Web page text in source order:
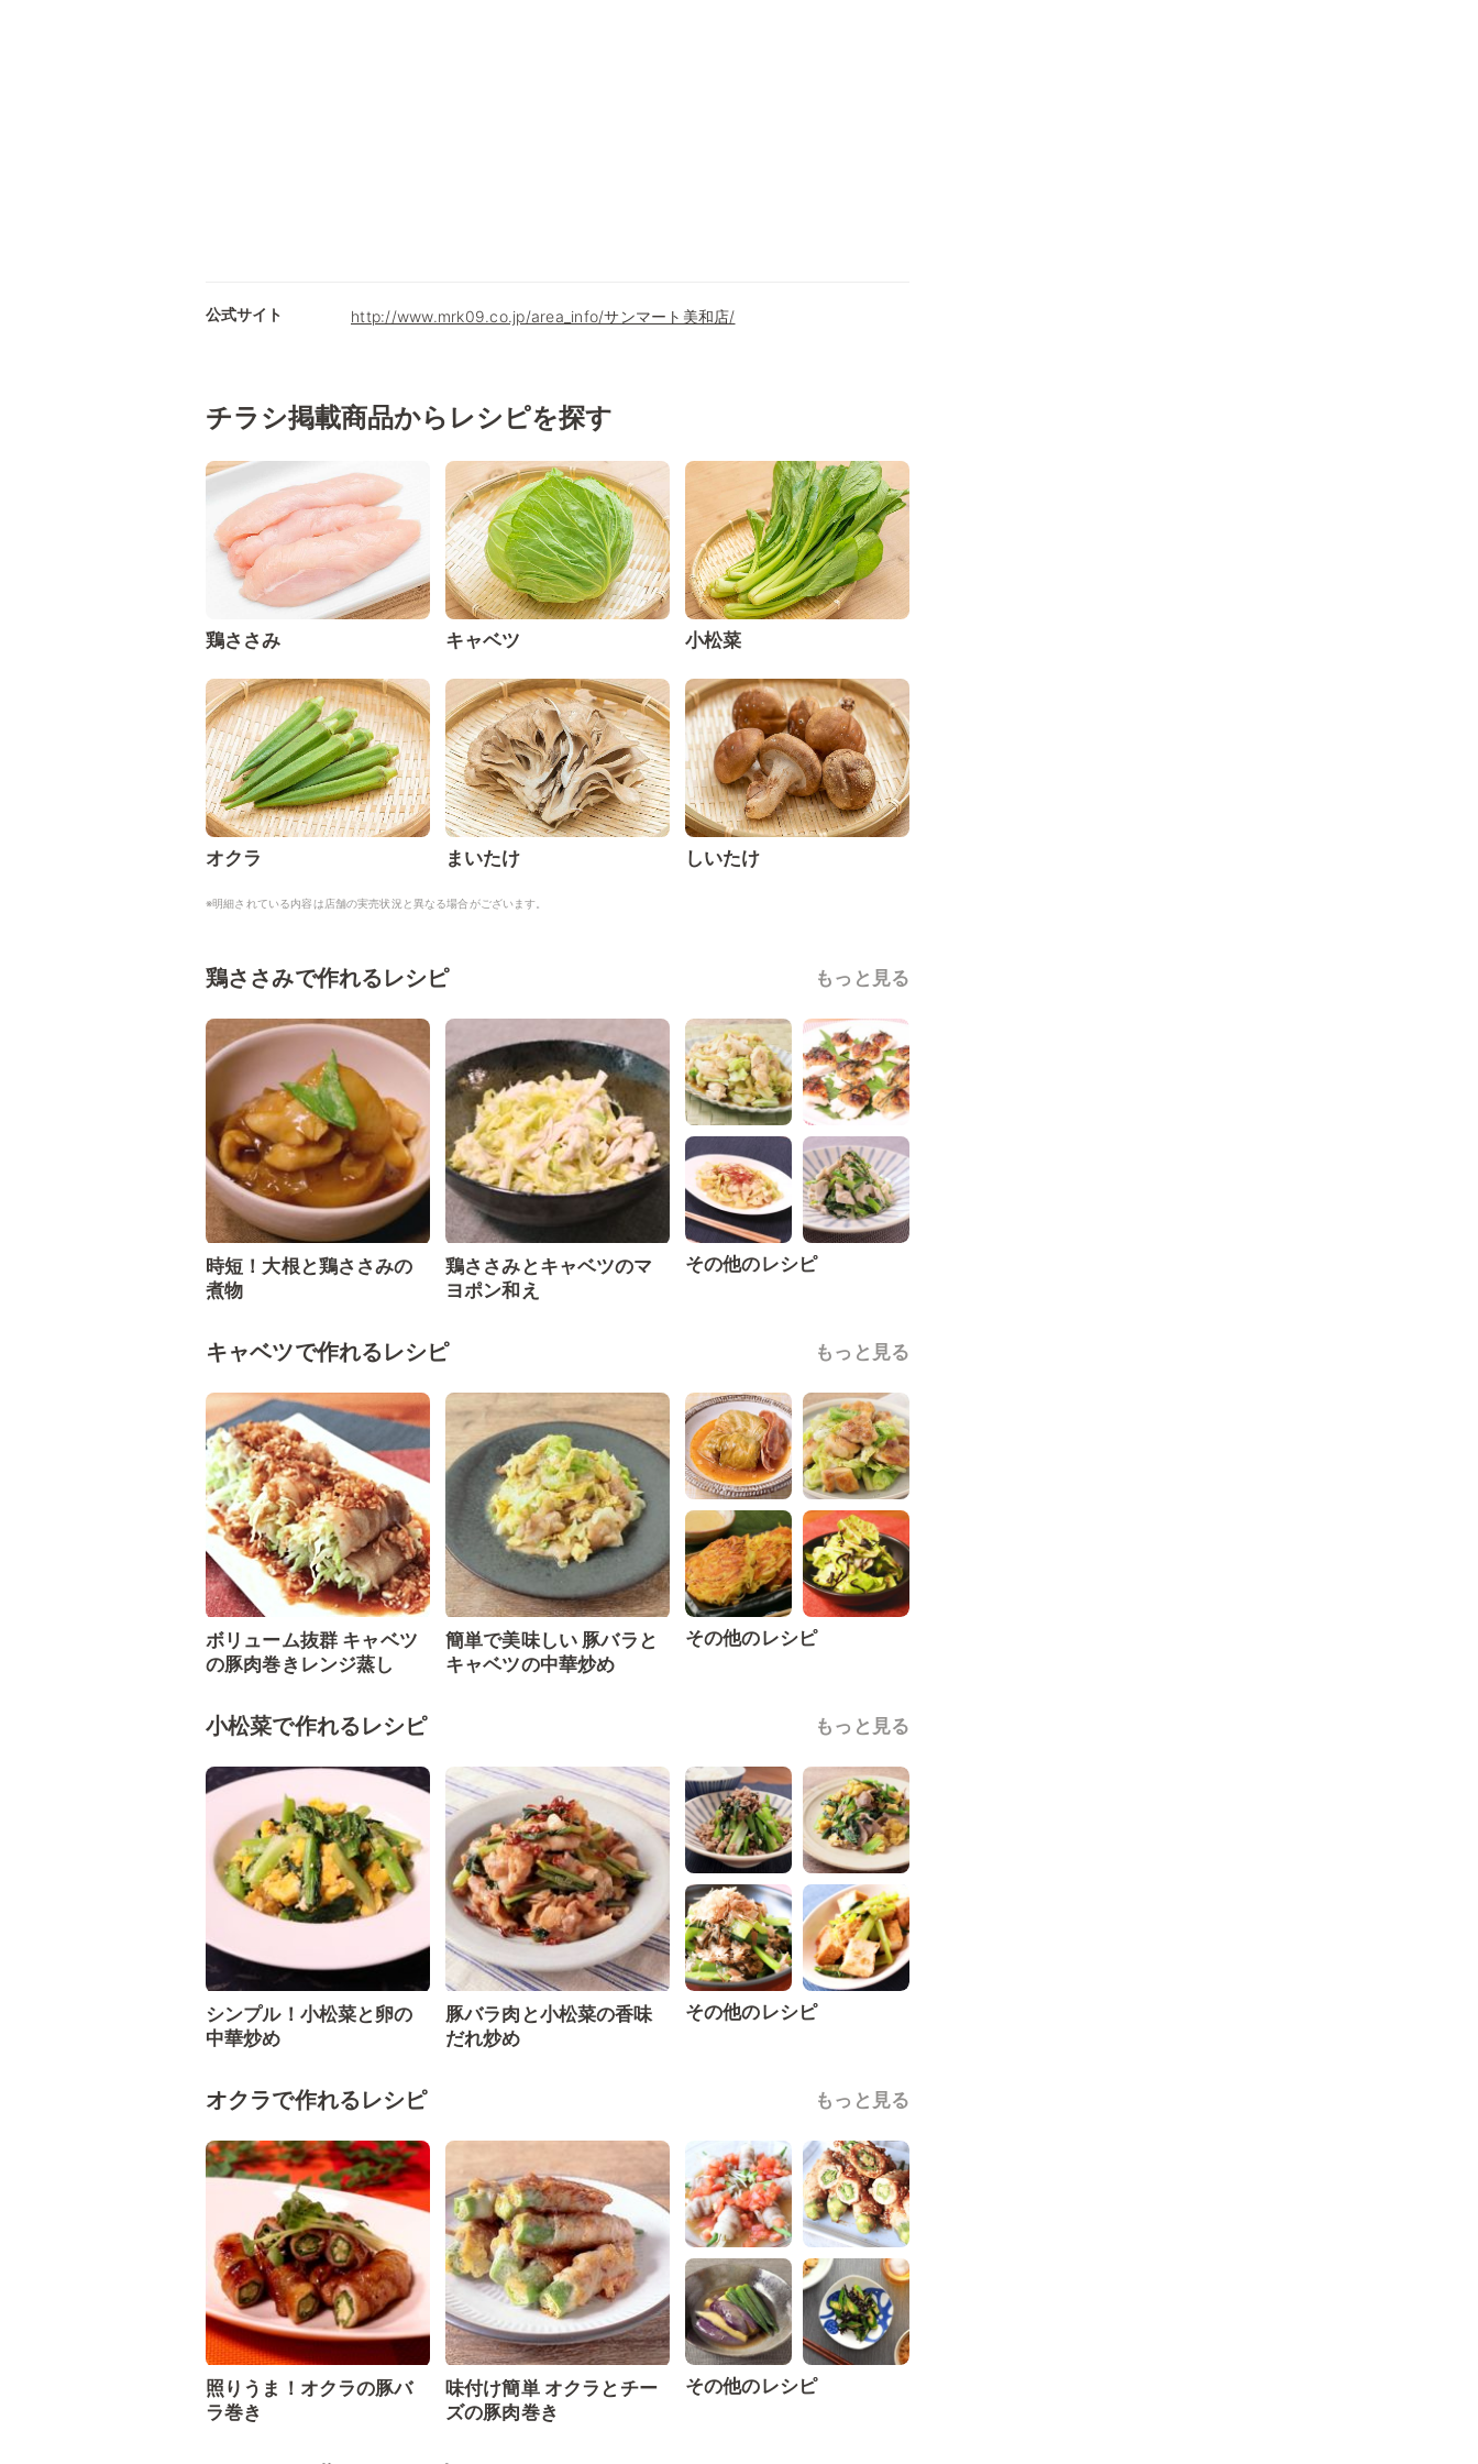
公式サイト http://www.mrk09.co.jp/area_info/サンマート美和店/
チラシ掲載商品からレシピを探す
鶏ささみ キャベツ 小松菜
オクラ まいたけ しいたけ
※明細されている内容は店舗の実売状況と異なる場合がございます。
鶏ささみで作れるレシピ もっと見る
時短！大根と鶏ささみの
煮物
鶏ささみとキャベツのマ
ヨポン和え
その他のレシピ
キャベツで作れるレシピ もっと見る
ボリューム抜群 キャベツ
の豚肉巻きレンジ蒸し
簡単で美味しい 豚バラと
キャベツの中華炒め
その他のレシピ
小松菜で作れるレシピ もっと見る
シンプル！小松菜と卵の
中華炒め
豚バラ肉と小松菜の香味
だれ炒め
その他のレシピ
オクラで作れるレシピ もっと見る
照りうま！オクラの豚バ
ラ巻き
味付け簡単 オクラとチー
ズの豚肉巻き
その他のレシピ